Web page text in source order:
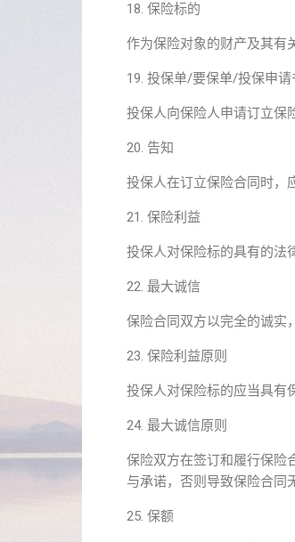
18. 保险标的
作为保险对象的财产及其有
19. 投保单/要保单/投保申请
投保人向保险人申请订立保
20. 告知
投保人在订立保险合同时，
21. 保险利益
投保人对保险标的具有的法
22. 最大诚信
保险合同双方以完全的诚实
23. 保险利益原则
投保人对保险标的应当具有
24. 最大诚信原则
保险双方在签订和履行保险
与承诺，否则导致保险合同
25. 保额